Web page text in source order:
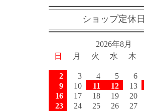
ショップ定休日
2026年8月
日
月 火 水 木
2
3 4 5 6
9
10 11 12 13
16
17 18 19 20
23
24 25 26 27